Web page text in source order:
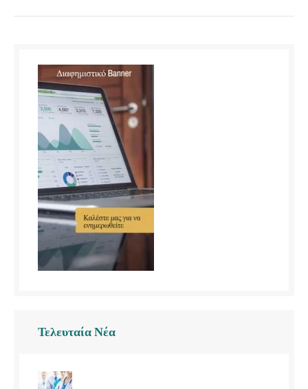
Τελευταία Νέα